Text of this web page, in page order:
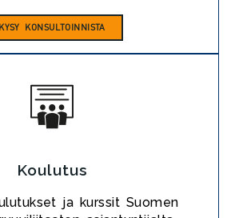
KYSY KONSULTOINNISTA
Koulutus
ja kurssit Suomen